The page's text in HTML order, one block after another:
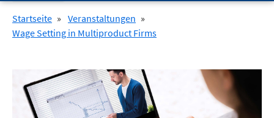
Startseite » Veranstaltungen »
Wage Setting in Multiproduct Firms